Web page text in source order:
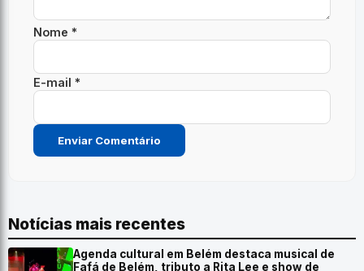
Nome *
E-mail *
Notícias mais recentes
Agenda cultural em Belém destaca musical de
Fafá de Belém, tributo a Rita Lee e show de